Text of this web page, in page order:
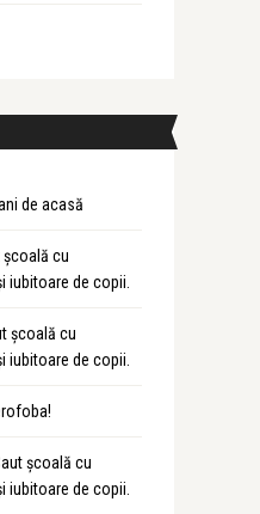
de acasă
școală cu
iubitoare de copii.
școală cu
iubitoare de copii.
școală cu
iubitoare de copii.